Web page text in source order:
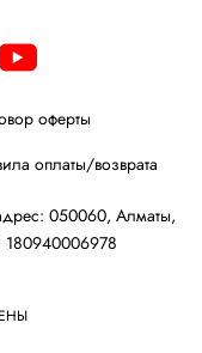
оферты
оплаты/возврата
050060, Алматы,